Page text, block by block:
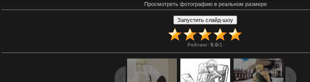
Просмотреть фотографию в реальном размере
Рейтинг: 5.0/1